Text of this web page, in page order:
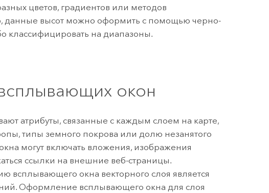
цветов, градиентов или методов
данные высот можно оформить с помощью черно-
классифицировать на диапазоны.
окон
атрибуты, связанные с каждым слоем на карте,
типы земного покрова или долю незанятого
могут включать вложения, изображения
ссылки на внешние веб-страницы.
всплывающего окна векторного слоя является
Оформление всплывающего окна для слоя